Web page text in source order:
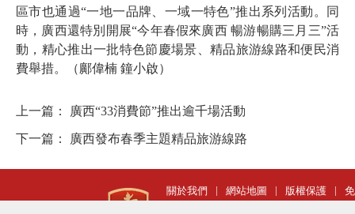
區市也通過“一地一品牌、一域一特色”推出系列活動。同
時，廣西還特別開展“今年春假來廣西 暢游暢購三月三”活
動，精心推出一批特色節慶場景、精品旅游線路和便民消
費舉措。（鄺偉楠 鐘小啟）
上一篇： 廣西“33消費節”推出逾千場活動
下一篇： 廣西發布春季主題精品旅游線路